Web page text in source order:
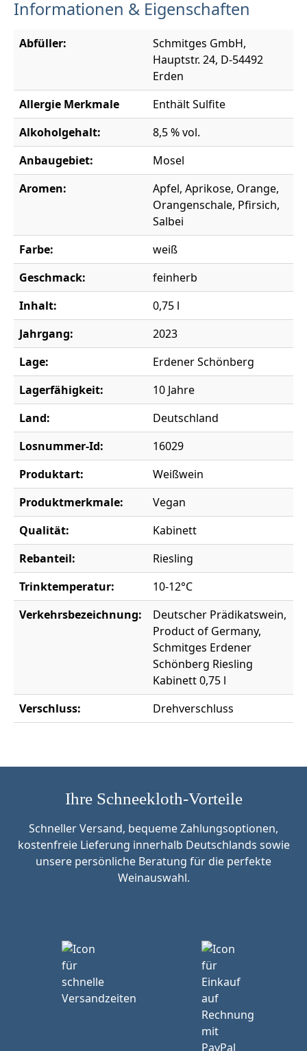
Informationen & Eigenschaften
Abfüller:
Schmitges GmbH,
Hauptstr. 24, D-54492
Erden
Allergie Merkmale
Enthält Sulfite
Alkoholgehalt:
8,5 % vol.
Anbaugebiet:
Mosel
Aromen:
Apfel, Aprikose, Orange,
Orangenschale, Pfirsich,
Salbei
Farbe:
weiß
Geschmack:
feinherb
Inhalt:
0,75 l
Jahrgang:
2023
Lage:
Erdener Schönberg
Lagerfähigkeit:
10 Jahre
Land:
Deutschland
Losnummer-Id:
16029
Produktart:
Weißwein
Produktmerkmale:
Vegan
Qualität:
Kabinett
Rebanteil:
Riesling
Trinktemperatur:
10-12°C
Verkehrsbezeichnung:
Deutscher Prädikatswein,
Product of Germany,
Schmitges Erdener
Schönberg Riesling
Kabinett 0,75 l
Verschluss:
Drehverschluss
Ihre Schneekloth-Vorteile
Schneller Versand, bequeme Zahlungsoptionen,
kostenfreie Lieferung innerhalb Deutschlands sowie
unsere persönliche Beratung für die perfekte
Weinauswahl.